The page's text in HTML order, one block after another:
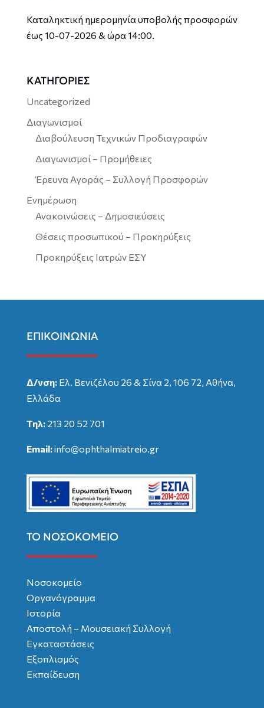
Καταληκτική ημερομηνία υποβολής προσφορών
έως 10-07-2026 & ώρα 14:00.
ΚΑΤΗΓΟΡΙΕΣ
Uncategorized
Διαγωνισμοί
Διαβούλευση Τεχνικών Προδιαγραφών
Διαγωνισμοί – Προμήθειες
Έρευνα Αγοράς – Συλλογή Προσφορών
Ενημέρωση
Ανακοινώσεις – Δημοσιεύσεις
Θέσεις προσωπικού – Προκηρύξεις
Προκηρύξεις Ιατρών ΕΣΥ
ΕΠΙΚΟΙΝΩΝΙΑ
Δ/νση:Ελ. Βενιζέλου 26 & Σίνα 2, 106 72, Αθήνα,
Ελλάδα
Τηλ: 213 20 52 701
Email:info@ophthalmiatreio.gr
ΤΟ ΝΟΣΟΚΟΜΕΙΟ
Νοσοκομείο
Οργανόγραμμα
Ιστορία
Αποστολή – Μουσειακή Συλλογή
Εγκαταστάσεις
Εξοπλισμός
Εκπαίδευση